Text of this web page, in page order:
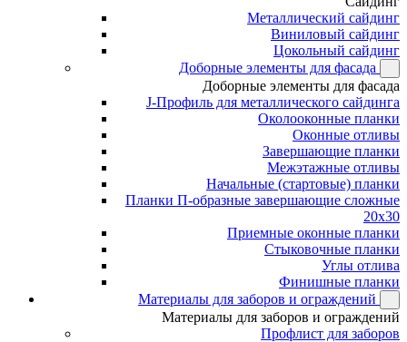
Металлический сайдинг
Виниловый сайдинг
Цокольный сайдинг
Доборные элементы для фасада
Доборные элементы для фасада
J-Профиль для металлического сайдинга
Околооконные планки
Оконные отливы
Завершающие планки
Межэтажные отливы
Начальные (стартовые) планки
Планки П-образные завершающие сложные
20x30
Приемные оконные планки
Стыковочные планки
Углы отлива
Финишные планки
Материалы для заборов и ограждений
Материалы для заборов и ограждений
Профлист для заборов